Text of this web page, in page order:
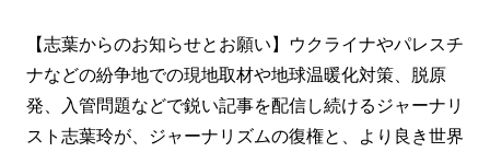
【志葉からのお知らせとお願い】ウクライナやパレスチ
ナなどの紛争地での現地取材や地球温暖化対策、脱原
発、入管問題などで鋭い記事を配信し続けるジャーナリ
スト志葉玲が、ジャーナリズムの復権と、より良き世界